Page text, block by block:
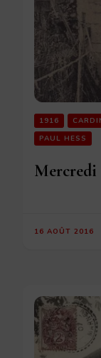
1916
PAUL HESS
Mercredi
16 AOÛT 2016